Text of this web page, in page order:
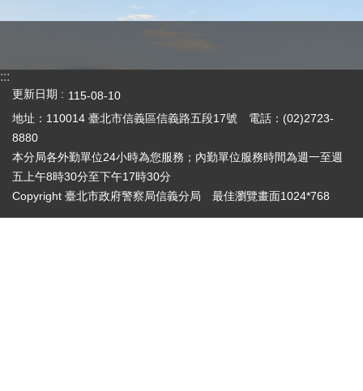
:::
更新日期
115-08-10
地址：110014 臺北市信義區信義路五段17號 電話：(02)2723-
8880
本分局各外勤單位24小時為您服務；內勤單位服務時間為週一至週
五上午8時30分至下午17時30分
Copyright 臺北市政府警察局信義分局 最佳瀏覽畫面1024*768